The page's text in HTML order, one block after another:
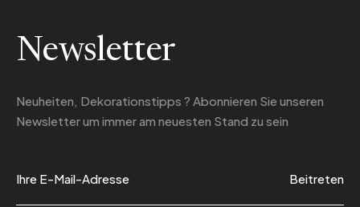
Newsletter
Neuheiten, Dekorationstipps ? Abonnieren Sie unseren
Newsletterum immer am neuesten Stand zu sein
Beitreten